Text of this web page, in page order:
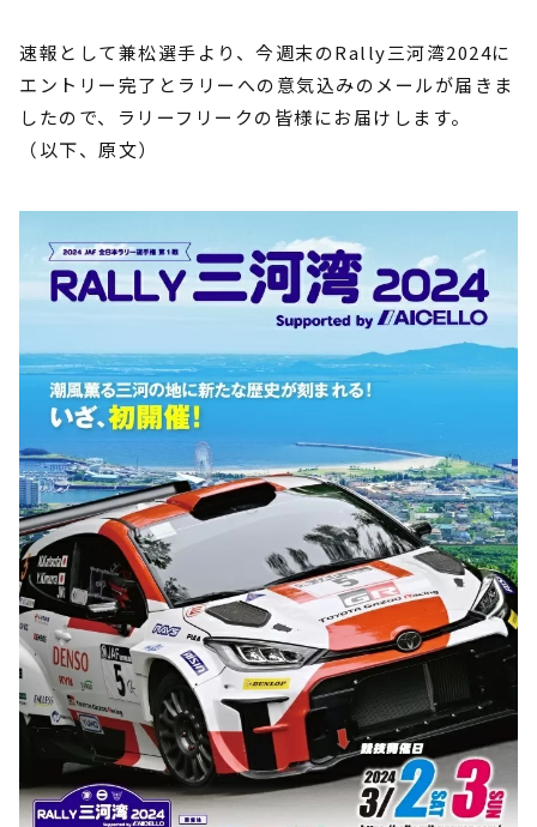
速報として兼松選手より、今週末のRally三河湾2024に
エントリー完了とラリーへの意気込みのメールが届きま
したので、ラリーフリークの皆様にお届けします。
（以下、原文）